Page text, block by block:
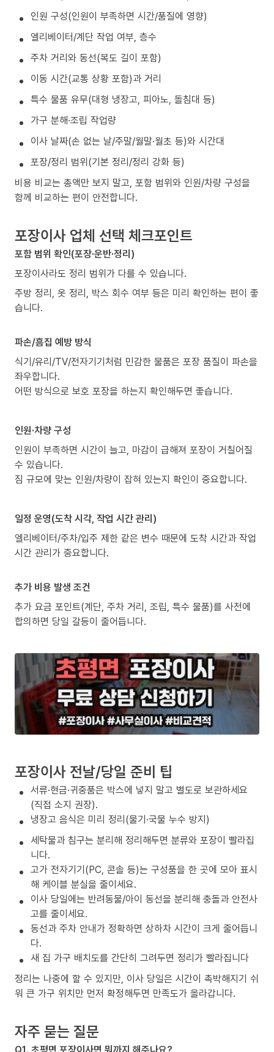
인원 구성(인원이 부족하면 시간/품질에 영향)
엘리베이터/계단 작업 여부, 층수
주차 거리와 동선(복도 길이 포함)
이동 시간(교통 상황 포함)과 거리
특수 물품 유무(대형 냉장고, 피아노, 돌침대 등)
가구 분해·조립 작업량
이사 날짜(손 없는 날/주말/월말·월초 등)와 시간대
포장/정리 범위(기본 정리/정리 강화 등)
비용 비교는 총액만 보지 말고, 포함 범위와 인원/차량 구성을
함께 비교하는 편이 안전합니다.
포장이사 업체 선택 체크포인트
포함 범위 확인(포장·운반·정리)
포장이사라도 정리 범위가 다를 수 있습니다.
주방 정리, 옷 정리, 박스 회수 여부 등은 미리 확인하는 편이 좋
습니다.
파손/흠집 예방 방식
식기/유리/TV/전자기기처럼 민감한 물품은 포장 품질이 파손을
좌우합니다.
어떤 방식으로 보호 포장을 하는지 확인해두면 좋습니다.
인원·차량 구성
인원이 부족하면 시간이 늘고, 마감이 급해져 포장이 거칠어질
수 있습니다.
짐 규모에 맞는 인원/차량이 잡혀 있는지 확인이 중요합니다.
일정 운영(도착 시각, 작업 시간 관리)
엘리베이터/주차/입주 제한 같은 변수 때문에 도착 시간과 작업
시간 관리가 중요합니다.
추가 비용 발생 조건
추가 요금 포인트(계단, 주차 거리, 조립, 특수 물품)를 사전에
합의하면 당일 갈등이 줄어듭니다.
포장이사 전날/당일 준비 팁
서류·현금·귀중품은 박스에 넣지 말고 별도로 보관하세요
(직접 소지 권장).
냉장고 음식은 미리 정리(물기·국물 누수 방지)
세탁물과 침구는 분리해 정리해두면 분류와 포장이 빨라집
니다.
고가 전자기기(PC, 콘솔 등)는 구성품을 한 곳에 모아 표시
해 케이블 분실을 줄이세요.
이사 당일에는 반려동물/아이 동선을 분리해 충돌과 안전사
고를 줄이세요.
동선과 주차 안내가 정확하면 상하차 시간이 크게 줄어듭니
다.
새 집 가구 배치도를 간단히 그려두면 정리가 빨라집니다
정리는 나중에 할 수 있지만, 이사 당일은 시간이 촉박해지기 쉬
워 큰 가구 위치만 먼저 확정해두면 만족도가 올라갑니다.
자주 묻는 질문